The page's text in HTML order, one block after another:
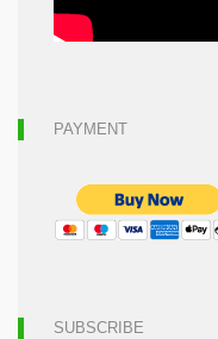
PAYMENT
SUBSCRIBE